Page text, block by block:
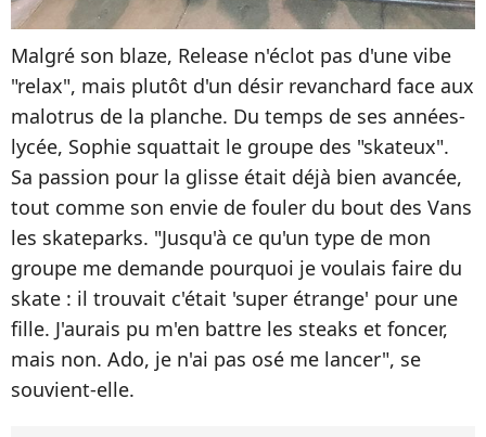
Malgré son blaze, Release n'éclot pas d'une vibe
"relax", mais plutôt d'un désir revanchard face aux
malotrus de la planche. Du temps de ses années-
lycée, Sophie squattait le groupe des "skateux".
Sa passion pour la glisse était déjà bien avancée,
tout comme son envie de fouler du bout des Vans
les skateparks. "Jusqu'à ce qu'un type de mon
groupe me demande pourquoi je voulais faire du
skate : il trouvait c'était 'super étrange' pour une
fille. J'aurais pu m'en battre les steaks et foncer,
mais non. Ado, je n'ai pas osé me lancer", se
souvient-elle.